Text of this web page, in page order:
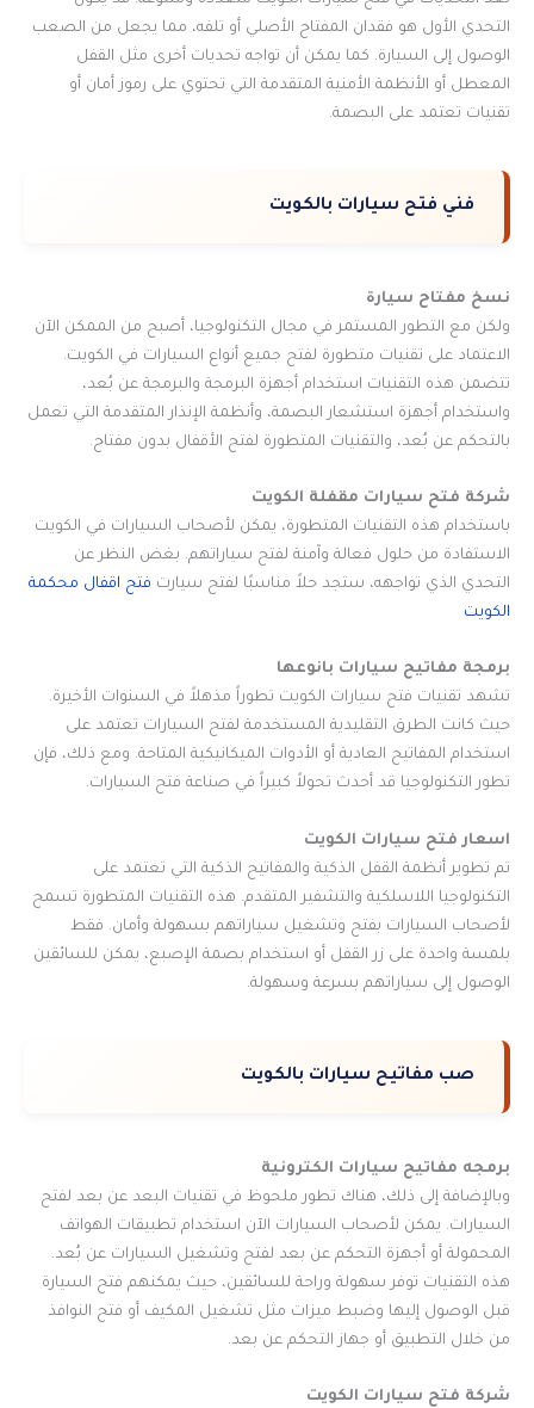
التحدي الأول هو فقدان المفتاح الأصلي أو تلفه، مما يجعل من الصعب
الوصول إلى السيارة. كما يمكن أن تواجه تحديات أخرى مثل القفل
المعطل أو الأنظمة الأمنية المتقدمة التي تحتوي على رموز أمان أو
تقنيات تعتمد على البصمة.
فني فتح سيارات بالكويت
نسخ مفتاح سيارة
ولكن مع التطور المستمر في مجال التكنولوجيا، أصبح من الممكن الآن
الاعتماد على تقنيات متطورة لفتح جميع أنواع السيارات في الكويت.
تتضمن هذه التقنيات استخدام أجهزة البرمجة والبرمجة عن بُعد،
واستخدام أجهزة استشعار البصمة، وأنظمة الإنذار المتقدمة التي تعمل
بالتحكم عن بُعد، والتقنيات المتطورة لفتح الأقفال بدون مفتاح.
شركة فتح سيارات مقفلة الكويت
باستخدام هذه التقنيات المتطورة، يمكن لأصحاب السيارات في الكويت
الاستفادة من حلول فعالة وآمنة لفتح سياراتهم. بغض النظر عن
التحدي الذي تواجهه، ستجد حلاً مناسبًا لفتح سيارت فتح اقفال محكمة
الكويت
برمجة مفاتيح سيارات بانوعها
تشهد تقنيات فتح سيارات الكويت تطوراً مذهلاً في السنوات الأخيرة.
حيث كانت الطرق التقليدية المستخدمة لفتح السيارات تعتمد على
استخدام المفاتيح العادية أو الأدوات الميكانيكية المتاحة. ومع ذلك، فإن
تطور التكنولوجيا قد أحدث تحولاً كبيراً في صناعة فتح السيارات.
اسعار فتح سيارات الكويت
تم تطوير أنظمة القفل الذكية والمفاتيح الذكية التي تعتمد على
التكنولوجيا اللاسلكية والتشفير المتقدم. هذه التقنيات المتطورة تسمح
لأصحاب السيارات بفتح وتشغيل سياراتهم بسهولة وأمان. فقط
بلمسة واحدة على زر القفل أو استخدام بصمة الإصبع، يمكن للسائقين
الوصول إلى سياراتهم بسرعة وسهولة.
صب مفاتيح سيارات بالكويت
برمجه مفاتيح سيارات الكترونية
وبالإضافة إلى ذلك، هناك تطور ملحوظ في تقنيات البعد عن بعد لفتح
السيارات. يمكن لأصحاب السيارات الآن استخدام تطبيقات الهواتف
المحمولة أو أجهزة التحكم عن بعد لفتح وتشغيل السيارات عن بُعد.
هذه التقنيات توفر سهولة وراحة للسائقين، حيث يمكنهم فتح السيارة
قبل الوصول إليها وضبط ميزات مثل تشغيل المكيف أو فتح النوافذ
من خلال التطبيق أو جهاز التحكم عن بعد.
شركة فتح سيارات الكويت